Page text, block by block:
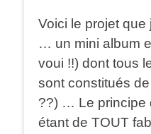
Voici le projet que
… un mini album
voui !!) dont tous
sont constitués
??) … Le principe
étant de TOUT